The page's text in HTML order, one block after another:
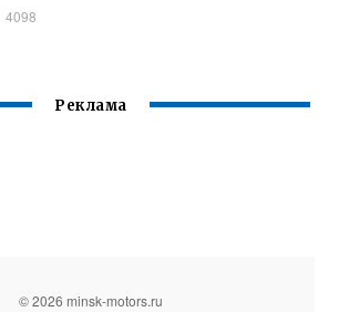
4098
Реклама
© 2026 minsk-motors.ru